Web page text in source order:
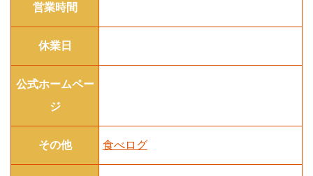
営業時間
休業日
公式ホームペー
ジ
その他 食べログ